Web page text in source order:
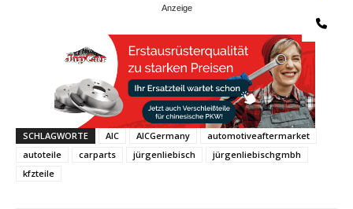
SCHLAGWORTE AIC AICGermany
automotiveaftermarket
autoteile
carparts jürgenliebisch
jürgenliebischgmbh
kfzteile